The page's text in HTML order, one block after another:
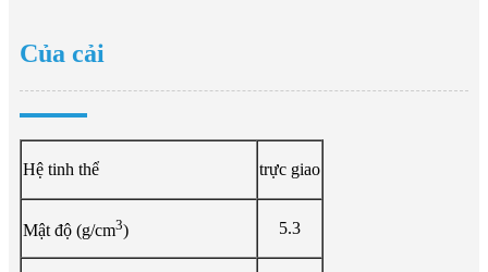
Của cải
Hệ tinh thể trực giao
Mật độ (g/cm3) 5.3